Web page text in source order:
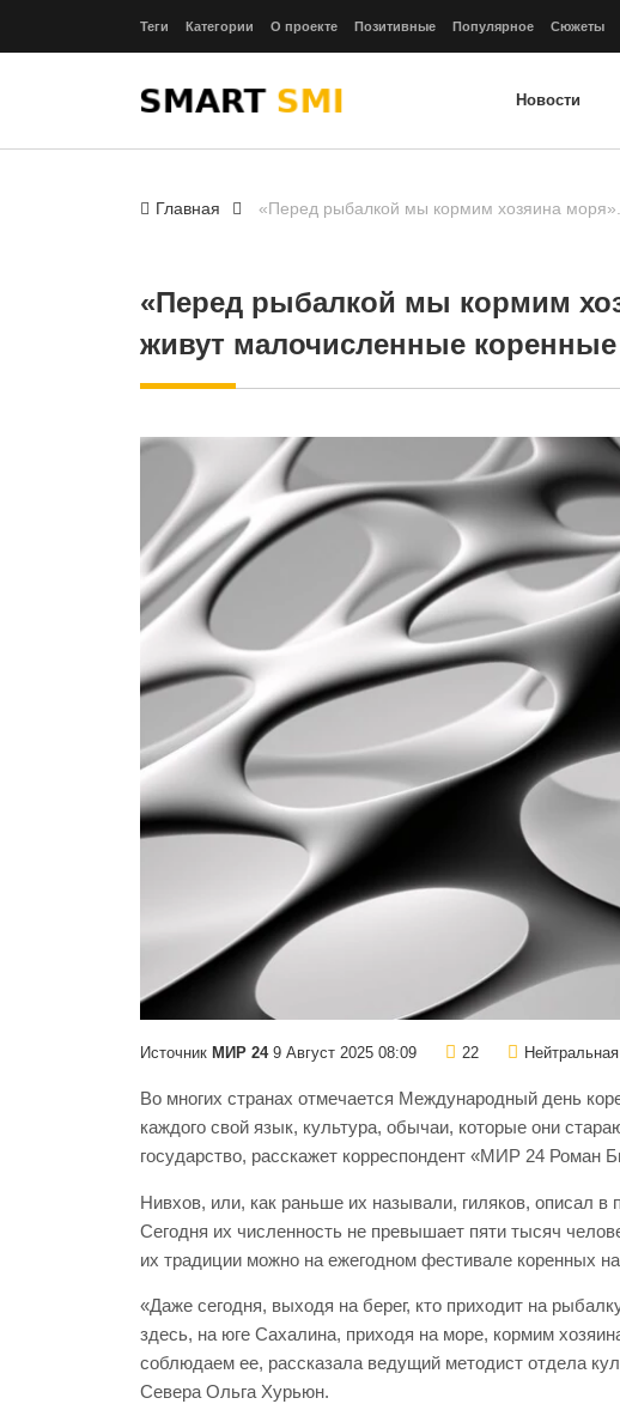
Теги Категории О проекте Позитивные Популярное Сюжеты
Новости
Главная «Перед рыбалкой мы кормим хозяина
«Перед рыбалкой мы кормим
живут малочисленные
Источник МИР 249 Август 2025 08:09 22
Во многих странах отмечается Международный день
каждого свой язык, культура, обычаи, которые они
государство, расскажет корреспондент «МИР 24 Роман
Нивхов, или, как раньше их называли, гиляков, описал
Сегодня их численность не превышает пяти тысяч
их традиции можно на ежегодном фестивале коренных
«Даже сегодня, выходя на берег, кто приходит на
здесь, на юге Сахалина, приходя на море, кормим
соблюдаем ее, рассказала ведущий методист отдела
Севера Ольга Хурьюн.